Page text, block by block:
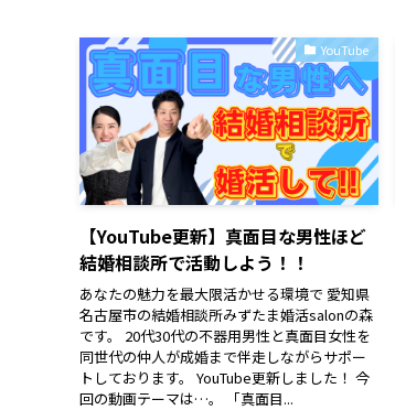
YouTube
【YouTube更新】真面目な男性ほど
結婚相談所で活動しよう！！
あなたの魅力を最大限活かせる環境で 愛知県
名古屋市の結婚相談所みずたま婚活salonの森
です。 20代30代の不器用男性と真面目女性を
同世代の仲人が成婚まで伴走しながらサポー
トしております。 YouTube更新しました！ 今
回の動画テーマは…。 「真面目...